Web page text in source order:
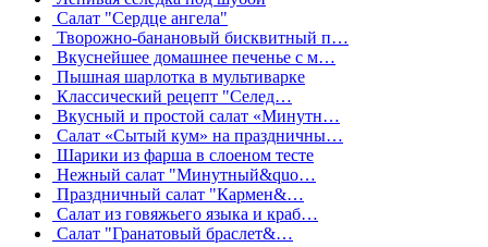
Салат "Сердце ангела"
Творожно-банановый бисквитный п…
Вкуснейшее домашнее печенье с м…
Пышная шарлотка в мультиварке
Классический рецепт "Селед…
Вкусный и простой салат «Минутн…
Салат «Сытый кум» на праздничны…
Шарики из фарша в слоеном тесте
Нежный салат "Минутный&quo…
Праздничный салат "Кармен&…
Салат из говяжьего языка и краб…
Салат "Гранатовый браслет&…